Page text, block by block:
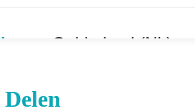
Gelderland (NL)